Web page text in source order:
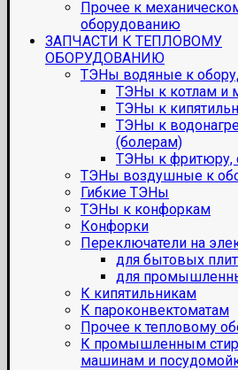
Прочее к
оборудованию
ЗАПЧАСТИ К ТЕПЛОВОМУ
ОБОРУДОВАНИЮ
ТЭНы водяные к
ТЭНы к котлам и
ТЭНы к
ТЭНы к
(болерам)
ТЭНы к фритюру,
ТЭНы воздушные к
Гибкие ТЭНы
ТЭНы к конфоркам
Конфорки
Переключатели на
для бытовых плит
для
К кипятильникам
К пароконвектоматам
Прочее к тепловому
К промышленным
машинам и